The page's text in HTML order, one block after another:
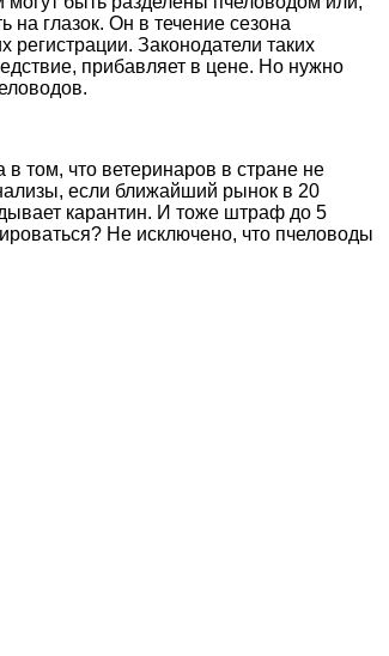
глазок. Он в течение сезона
регистрации. Законодатели таких
прибавляет в цене. Но нужно
том, что ветеринаров в стране не
если ближайший рынок в 20
карантин. И тоже штраф до 5
Не исключено, что пчеловоды